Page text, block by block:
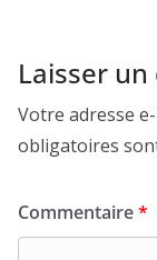
Laisser
Votre adresse
obligatoires
Commentaire*